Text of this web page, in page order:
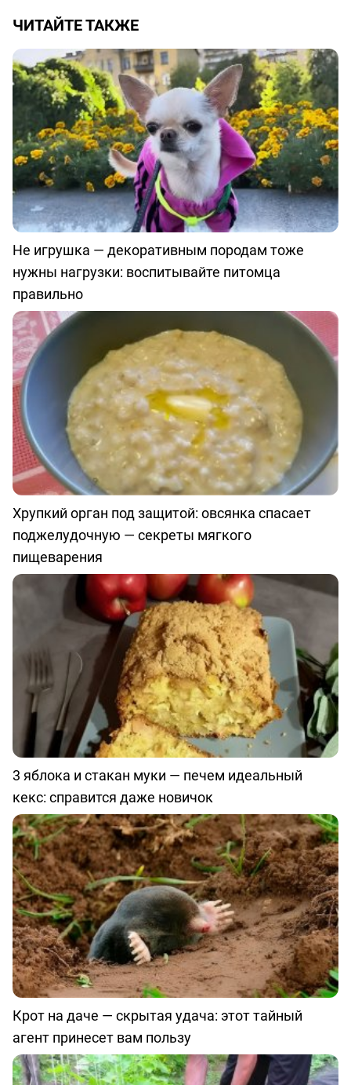
ЧИТАЙТЕ ТАКЖЕ
Не игрушка — декоративным породам тоже
нужны нагрузки: воспитывайте питомца
правильно
Хрупкий орган под защитой: овсянка спасает
поджелудочную — секреты мягкого
пищеварения
3 яблока и стакан муки — печем идеальный
кекс: справится даже новичок
Крот на даче — скрытая удача: этот тайный
агент принесет вам пользу